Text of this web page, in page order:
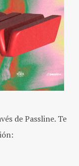
de Passline. Te